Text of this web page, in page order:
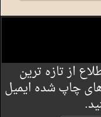
از تازه ترین
چاپ شده ایمیل